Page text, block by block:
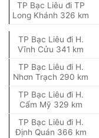
TP Bạc Liêu đi TP
Long Khánh 326 km
TP Bạc Liêu đi H.
Vĩnh Cửu 341 km
TP Bạc Liêu đi H.
Nhơn Trạch 290 km
TP Bạc Liêu đi H.
Cẩm Mỹ 329 km
TP Bạc Liêu đi H.
Định Quán 366 km